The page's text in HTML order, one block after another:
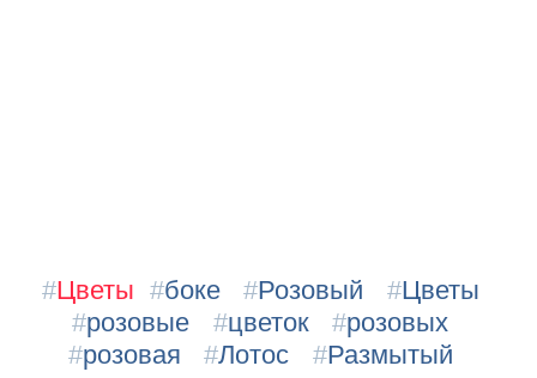
#Цветы #боке #Розовый #Цветы
#розовые #цветок #розовых
#розовая #Лотос #Размытый